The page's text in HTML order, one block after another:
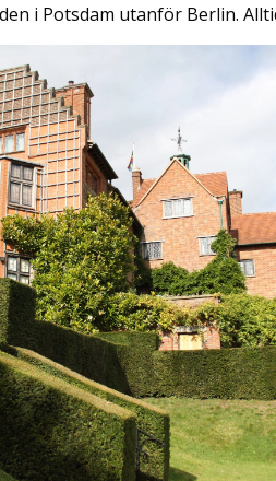
i Potsdam utanför Berlin.